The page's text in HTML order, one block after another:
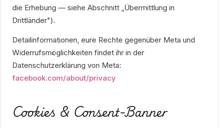
die Erhebung — siehe Abschnitt „Übermittlung in
Drittländer").
Detailinformationen, eure Rechte gegenüber Meta und
Widerrufsmöglichkeiten findet ihr in der
Datenschutzerklärung von Meta:
facebook.com/about/privacy
Cookies & Consent-Banner